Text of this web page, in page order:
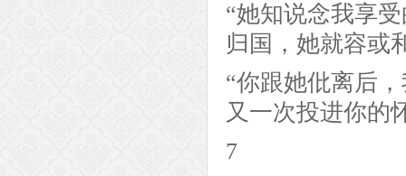
“她知说念我享
归国，她就容或
“你跟她仳离后
又一次投进你的
7